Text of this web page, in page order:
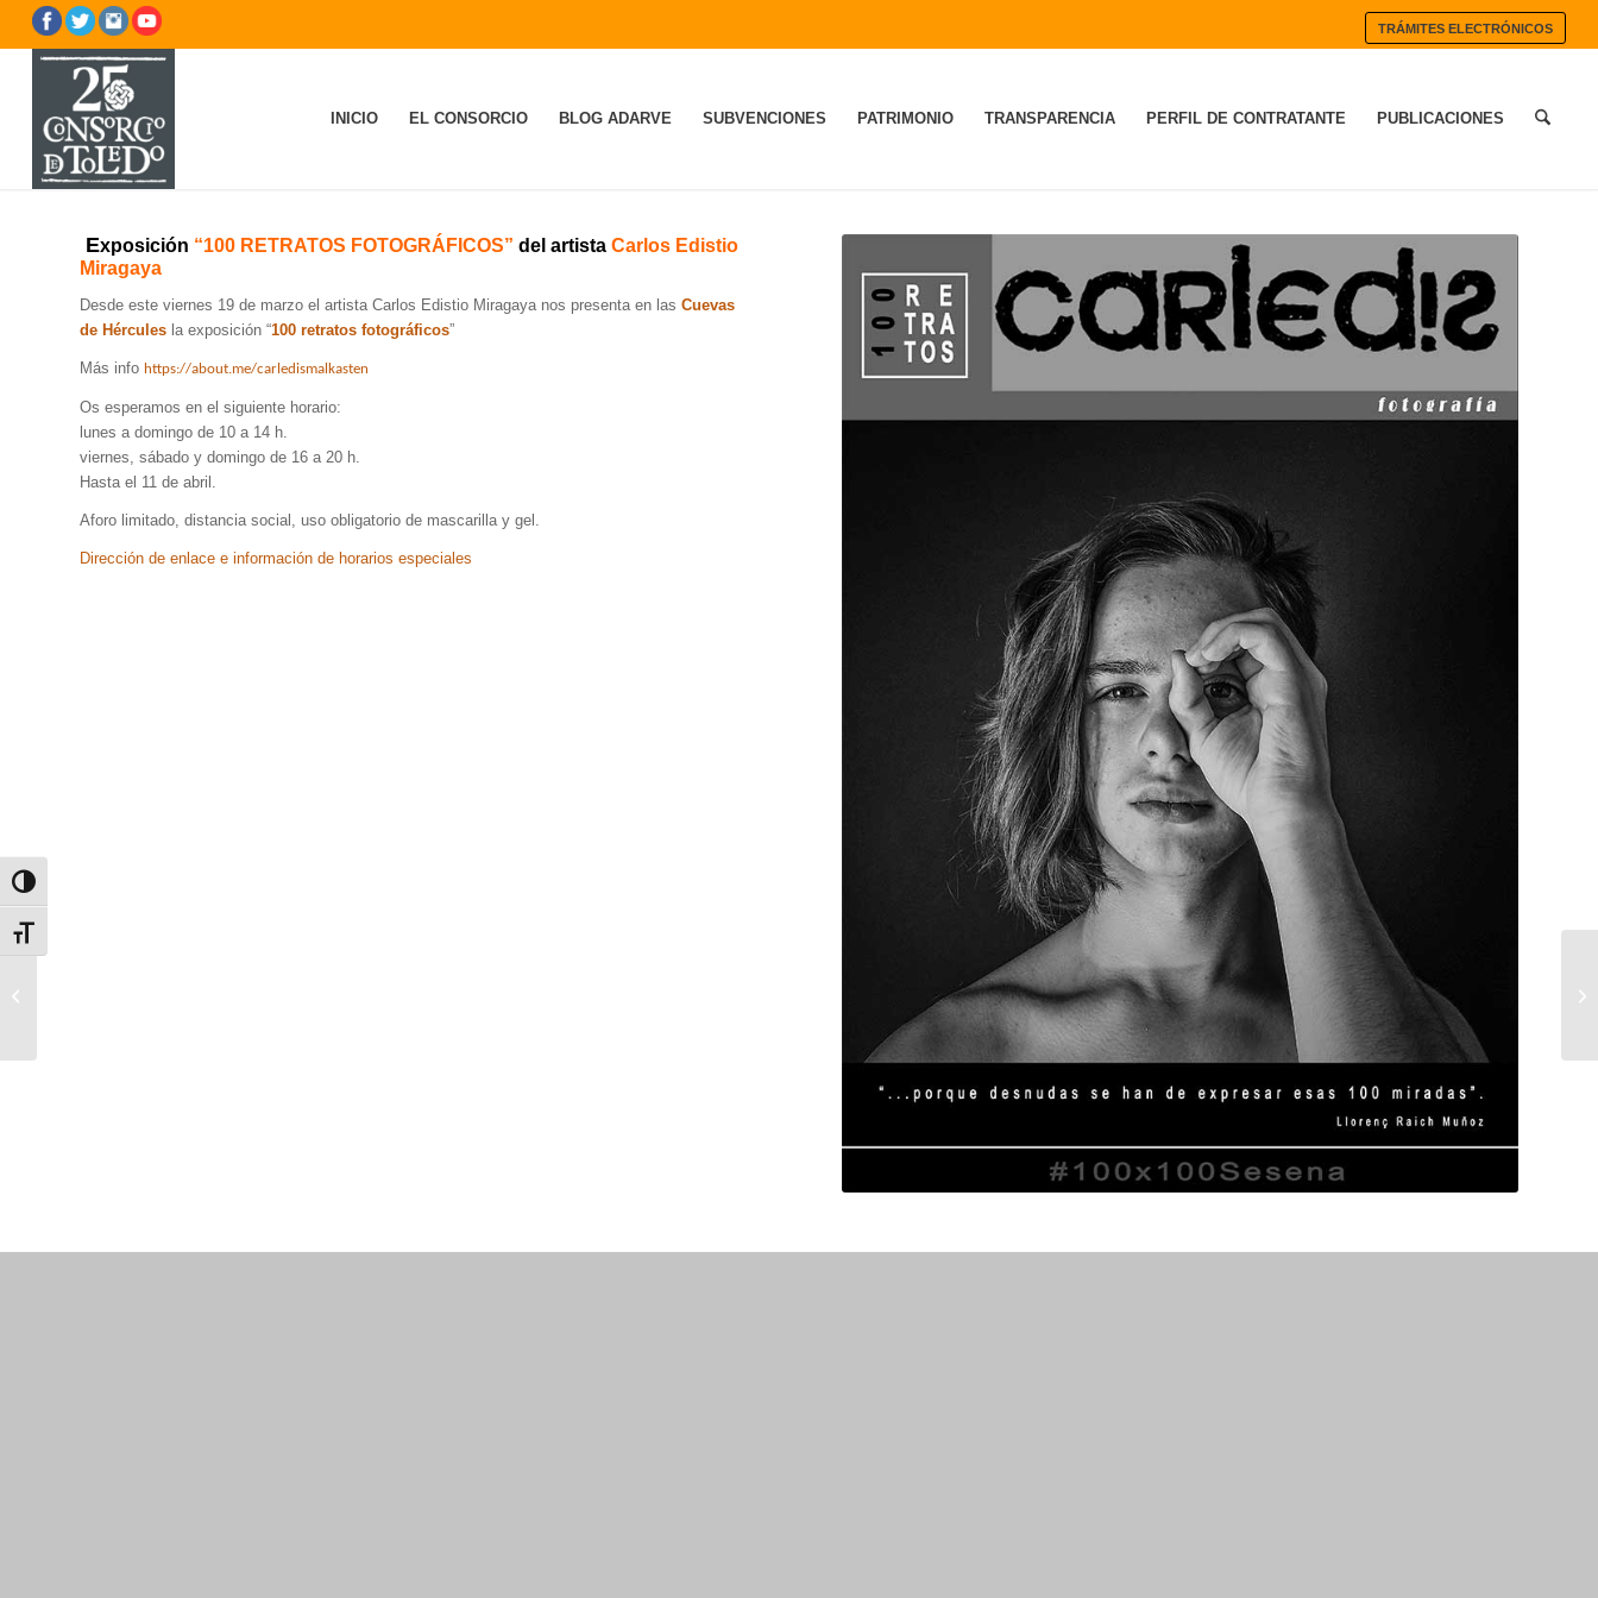
Alternar alto contraste
Alternar tamaño de letra
TRÁMITES ELECTRÓNICOS
INICIO EL CONSORCIO BLOG ADARVE SUBVENCIONES PATRIMONIO TRANSPARENCIA PERFIL DE CONTRATANTE PUBLICACIONES
Exposición “100 RETRATOS FOTOGRÁFICOS” del artista Carlos Edistio
Miragaya
Desde este viernes 19 de marzo el artista Carlos Edistio Miragaya nos presenta en las Cuevas
de Hércules la exposición “100 retratos fotográficos”
Más info https://about.me/carledismalkasten
Os esperamos en el siguiente horario:
lunes a domingo de 10 a 14 h.
viernes, sábado y domingo de 16 a 20 h.
Hasta el 11 de abril.
Aforo limitado, distancia social, uso obligatorio de mascarilla y gel.
Dirección de enlace e información de horarios especiales